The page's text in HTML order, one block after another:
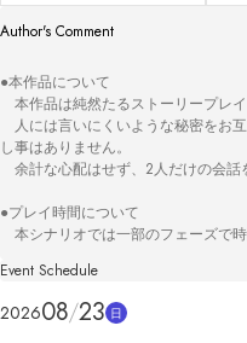
Author's Comment
●本作品について
本作品は純然たるストーリープレ
人には言いにくいような秘密をお
し事はありません。
余計な心配はせず、2人だけの会話
●プレイ時間について
本シナリオでは一部のフェーズで
「プレイ時間：80分」とありますが
Event Schedule
202608 23 日